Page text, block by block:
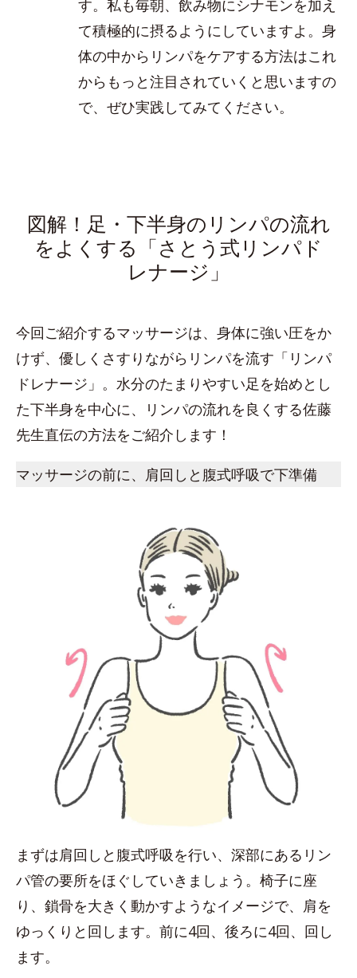
す。私も毎朝、飲み物にシナモンを加え
て積極的に摂るようにしていますよ。身
体の中からリンパをケアする方法はこれ
からもっと注目されていくと思いますの
で、ぜひ実践してみてください。
図解！足・下半身のリンパの流れ
をよくする「さとう式リンパド
レナージ」
今回ご紹介するマッサージは、身体に強い圧をか
けず、優しくさすりながらリンパを流す「リンパ
ドレナージ」。水分のたまりやすい足を始めとし
た下半身を中心に、リンパの流れを良くする佐藤
先生直伝の方法をご紹介します！
マッサージの前に、肩回しと腹式呼吸で下準備
まずは肩回しと腹式呼吸を行い、深部にあるリン
パ管の要所をほぐしていきましょう。椅子に座
り、鎖骨を大きく動かすようなイメージで、肩を
ゆっくりと回します。前に4回、後ろに4回、回し
ます。